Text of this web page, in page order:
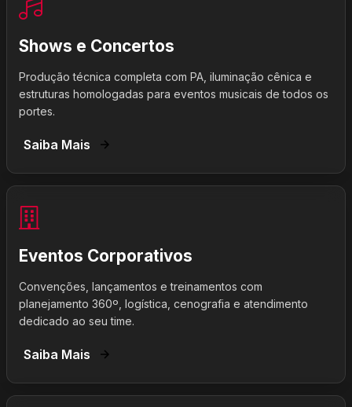
Shows e Concertos
Produção técnica completa com PA, iluminação cênica e
estruturas homologadas para eventos musicais de todos os
portes.
Saiba Mais
Eventos Corporativos
Convenções, lançamentos e treinamentos com
planejamento 360º, logística, cenografia e atendimento
dedicado ao seu time.
Saiba Mais